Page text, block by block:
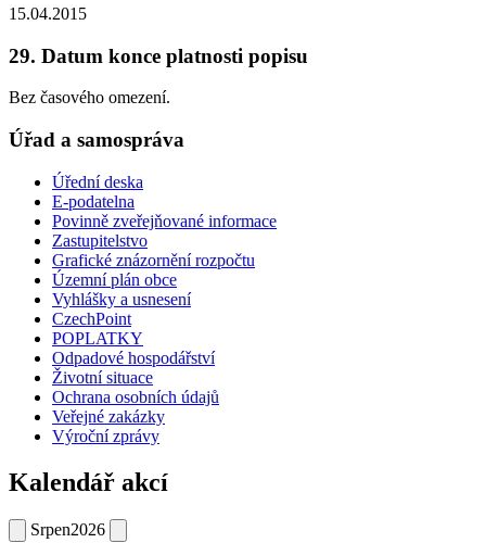
15.04.2015
29. Datum konce platnosti popisu
Bez časového omezení.
Úřad a samospráva
Úřední deska
E-podatelna
Povinně zveřejňované informace
Zastupitelstvo
Grafické znázornění rozpočtu
Územní plán obce
Vyhlášky a usnesení
CzechPoint
POPLATKY
Odpadové hospodářství
Životní situace
Ochrana osobních údajů
Veřejné zakázky
Výroční zprávy
Kalendář akcí
Srpen2026